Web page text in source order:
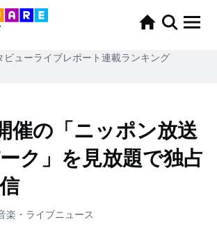
ビューライブレポート連載ランキング
催の「ニッポン放送
ク」を見放題で独占
楽・ライブニュース